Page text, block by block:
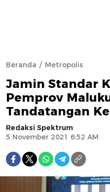
Beranda Metropolis
Jamin Standar
Pemprov
Tandatangan
Redaksi Spektrum
5 November 2021 6:52 AM